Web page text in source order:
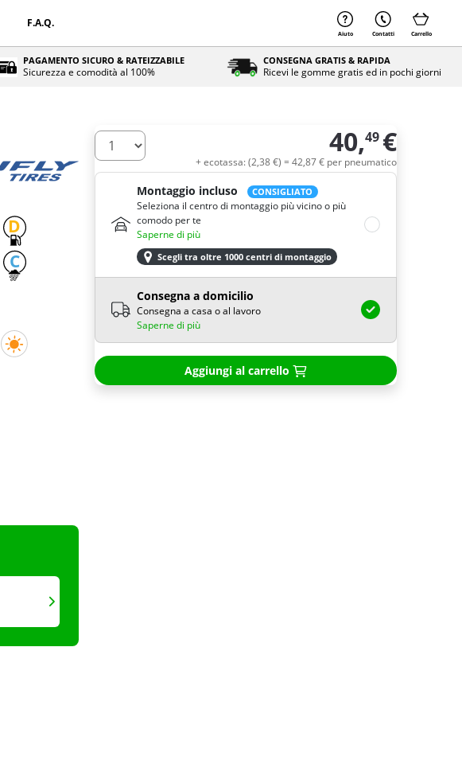
F.A.Q.
Aiuto Contatti Carrello
PAGAMENTO SICURO & RATEIZZABILE
Sicurezza e comodità al 100%
CONSEGNA GRATIS & RAPIDA
Ricevi le gomme gratis ed in pochi giorni
D
C
Quantità 40,49 €
+ ecotassa: (2,38€) = 42,87€ per pneumatico
Montaggio incluso CONSIGLIATO
Seleziona il centro di montaggio più vicino o più
comodo per te
Saperne di più
Scegli tra oltre 1000 centri di montaggio
Consegna a domicilio
Consegna a casa o al lavoro
Saperne di più
Aggiungi al carrello